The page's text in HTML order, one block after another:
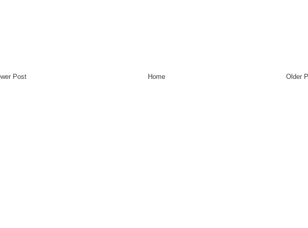
Post Older
Home